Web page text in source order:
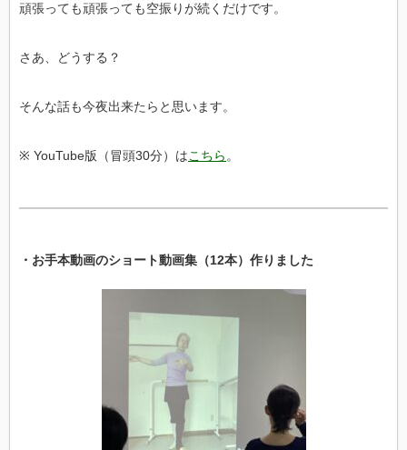
頑張っても頑張っても空振りが続くだけです。
さあ、どうする？
そんな話も今夜出来たらと思います。
※ YouTube版（冒頭30分）はこちら 。
・お手本動画のショート動画集（12本）作りました